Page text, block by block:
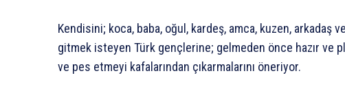
Kendisini; koca, baba, oğul, kardeş, amca, kuzen, arkadaş
gitmek isteyen Türk gençlerine; gelmeden önce hazır ve
ve pes etmeyi kafalarından çıkarmalarını öneriyor.